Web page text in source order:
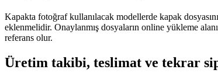
Kapakta fotoğraf kullanılacak modellerde kapak
eklenmelidir. Onaylanmış dosyaların online yükleme
referans olur.
Üretim takibi, teslimat ve tekrar